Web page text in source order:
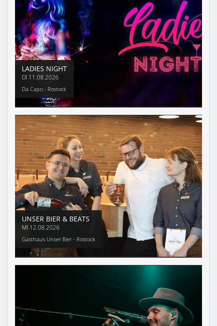
LADIES NIGHT
DI 11.08.2026
Da Capo - Rostock
UNSER BIER & BEATS
MI 12.08.2026
Gasthaus Unser Bier - Rostock